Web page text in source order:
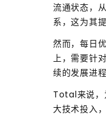
流通状态，
系，这为其
然而，每日
上，需要针
续的发展进程
Total来说，
大技术投入